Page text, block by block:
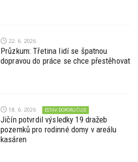
22. 6. 2026
Průzkum: Třetina lidí se špatnou
dopravou do práce se chce přestěhovat
18. 6. 2026 ESTAV DOPORUČUJE
Jičín potvrdil výsledky 19 dražeb
pozemků pro rodinné domy v areálu
kasáren